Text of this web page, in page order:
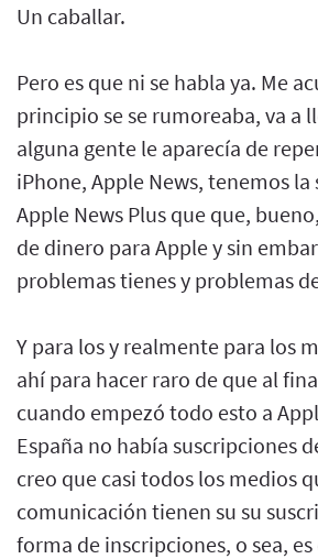
Un caballar.
Pero es que ni se habla ya. Me
principio se se rumoreaba, va a
alguna gente le aparecía de
iPhone, Apple News, tenemos la
Apple News Plus que que,
de dinero para Apple y sin
problemas tienes y problemas
Y para los y realmente para los
ahí para hacer raro de que al
cuando empezó todo esto a
España no había suscripciones
creo que casi todos los medios
comunicación tienen su su
forma de inscripciones, o sea, es